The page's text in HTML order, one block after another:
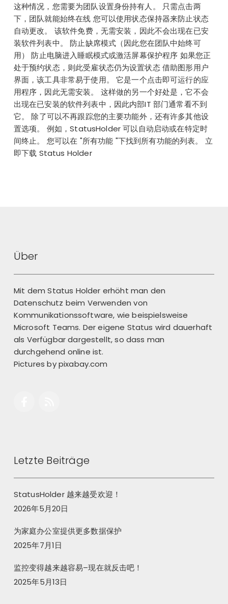
这种情况，您需要为团队设置身份持有人。 只需点击两
下，团队就能始终在线 您可以使用状态保持器来防止状态
自动更改。 该软件免费，无需安装，因此不会出现在已安
装软件列表中。 防止缺席模式（因此您在团队中始终可
用） 防止电脑进入睡眠模式或激活屏幕保护程序 如果您正
处于预约状态，则此受雇状态仍为设置状态 借助图形用户
界面，该工具非常易于使用。 它是一个点击即可运行的应
用程序，因此无需安装。 这样做的另一个好处是，它不会
出现在已安装的软件列表中，因此内部IT 部门通常看不到
它。 除了可以不再跟踪您的主要功能外，还有许多其他设
置选项。 例如，StatusHolder 可以自动启动或在特定时
间终止。 您可以在 "所有功能 "下找到所有功能的列表。 立
即下载 Status Holder
Über
Mit dem Status Holder erhöht man den
Datenschutz beim Verwenden von
Kommunikationssoftware, wie beispielsweise
Microsoft Teams. Der eigene Status wird dauerhaft
als Verfügbar dargestellt, so dass man
durchgehend online ist.
Pictures bypixabay.com
Letzte Beiträge
StatusHolder 越来越受欢迎！
2026年5月20日
为家庭办公室提供更多数据保护
2025年7月1日
监控变得越来越容易–现在就反击吧！
2025年5月13日